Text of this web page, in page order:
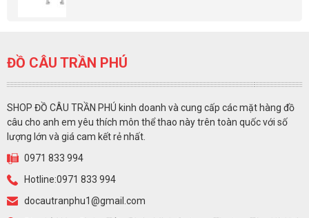
ĐỒ CÂU TRẦN PHÚ
SHOP ĐỒ CÂU TRẦN PHÚ kinh doanh và cung cấp các mặt hàng đồ
câu cho anh em yêu thích môn thể thao này trên toàn quốc với số
lượng lớn và giá cam kết rẻ nhất.
0971 833 994
Hotline:0971 833 994
docautranphu1@gmail.com